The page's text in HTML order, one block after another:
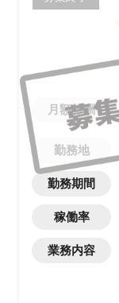
月額報酬
勤務地
勤務期間
稼働率
業務内容